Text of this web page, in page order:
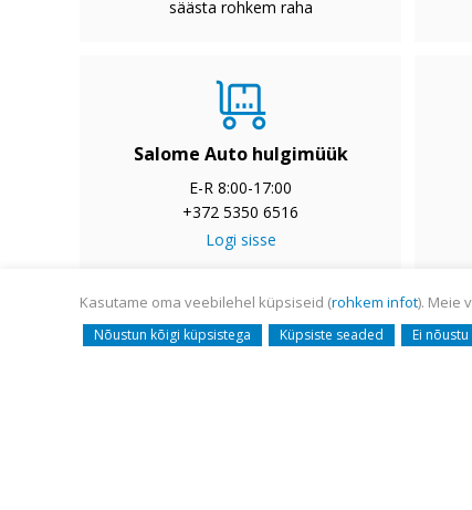
säästa rohkem raha
Salome Auto hulgimüük
E-R 8:00-17:00
+372 5350 6516
Logi sisse
© Salome Auto AS
Kasutame oma veebilehel küpsiseid (rohkem infot). Meie
Nõustun kõigi küpsistega Küpsiste seaded Ei nõustu